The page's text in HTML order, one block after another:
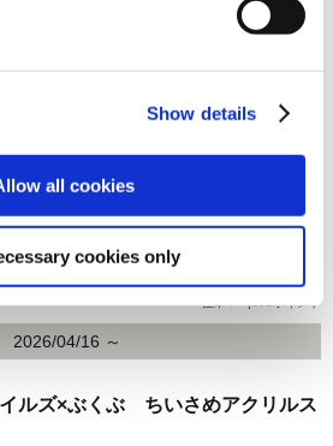
Show details
all cookies
cookies only
在庫：○ |192ポイント
でふぉ ぬいぐるみ セルレギオス
(税込)
在庫：○ |192ポイント
2026/04/16 ～
ルズ×ぶくぶ ちいさめアクリルス